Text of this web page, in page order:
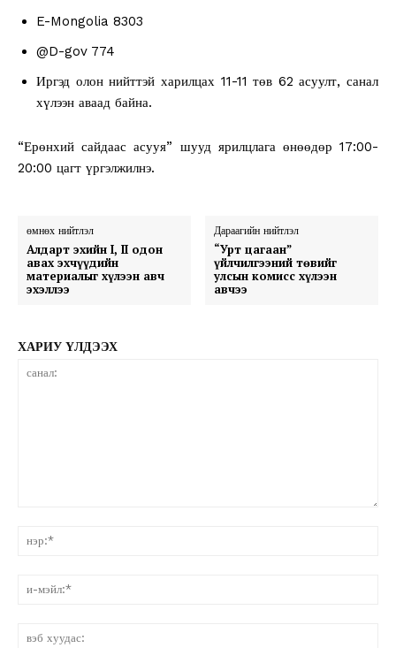
E-Mongolia 8303
@D-gov 774
Иргэд олон нийттэй харилцах 11-11 төв 62 асуулт, санал
хүлээн аваад байна.
“Ерөнхий сайдаас асууя” шууд ярилцлага өнөөдөр 17:00-
20:00 цагт үргэлжилнэ.
өмнөх нийтлэл
Алдарт эхийн I, II одон
авах эхчүүдийн
материалыг хүлээн авч
эхэллээ
Дараагийн нийтлэл
“Урт цагаан”
үйлчилгээний төвийг
улсын комисс хүлээн
авчээ
ХАРИУ ҮЛДЭЭХ